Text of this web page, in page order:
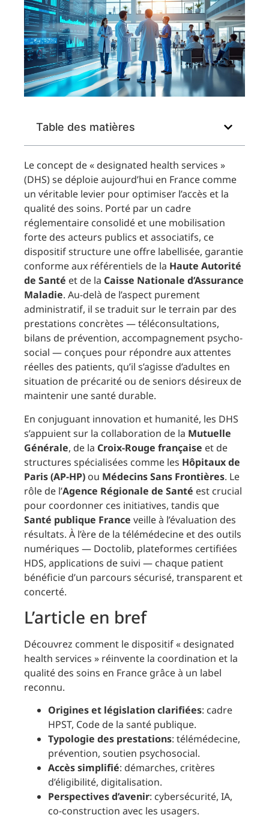
Table des matières
Le concept de « designated health services »
(DHS) se déploie aujourd’hui en France comme
un véritable levier pour optimiser l’accès et la
qualité des soins. Porté par un cadre
réglementaire consolidé et une mobilisation
forte des acteurs publics et associatifs, ce
dispositif structure une offre labellisée, garantie
conforme aux référentiels de la Haute Autorité
de Santé et de la Caisse Nationale d’Assurance
Maladie. Au-delà de l’aspect purement
administratif, il se traduit sur le terrain par des
prestations concrètes — téléconsultations,
bilans de prévention, accompagnement psycho-
social — conçues pour répondre aux attentes
réelles des patients, qu’il s’agisse d’adultes en
situation de précarité ou de seniors désireux de
maintenir une santé durable.
En conjuguant innovation et humanité, les DHS
s’appuient sur la collaboration de la Mutuelle
Générale, de la Croix-Rouge française et de
structures spécialisées comme les Hôpitaux de
Paris (AP-HP) ou Médecins Sans Frontières. Le
rôle de l’Agence Régionale de Santé est crucial
pour coordonner ces initiatives, tandis que
Santé publique France veille à l’évaluation des
résultats. À l’ère de la télémédecine et des outils
numériques — Doctolib, plateformes certifiées
HDS, applications de suivi — chaque patient
bénéficie d’un parcours sécurisé, transparent et
concerté.
L’article en bref
Découvrez comment le dispositif « designated
health services » réinvente la coordination et la
qualité des soins en France grâce à un label
reconnu.
Origines et législation clarifiées: cadre
HPST, Code de la santé publique.
Typologie des prestations: télémédecine,
prévention, soutien psychosocial.
Accès simplifié: démarches, critères
d’éligibilité, digitalisation.
Perspectives d’avenir: cybersécurité, IA,
co-construction avec les usagers.